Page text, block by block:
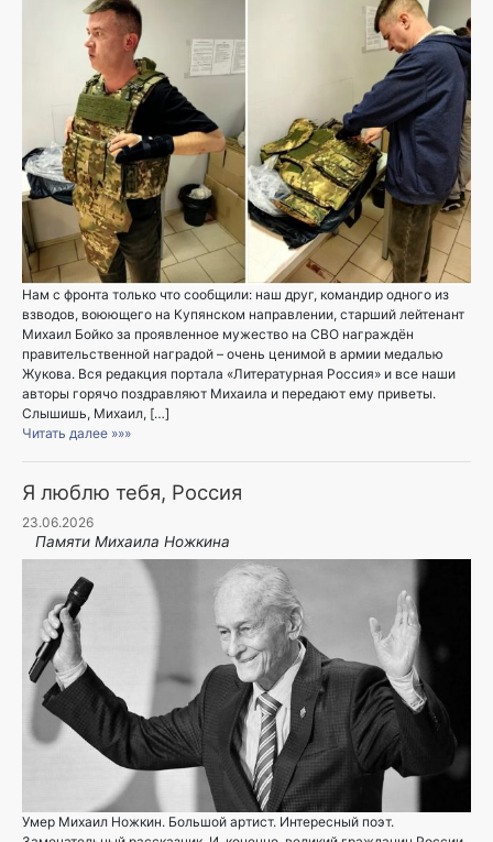
Нам с фронта только что сообщили: наш друг, командир одного из
взводов, воюющего на Купянском направлении, старший лейтенант
Михаил Бойко за проявленное мужество на СВО награждён
правительственной наградой – очень ценимой в армии медалью
Жукова. Вся редакция портала «Литературная Россия» и все наши
авторы горячо поздравляют Михаила и передают ему приветы.
Слышишь, Михаил, […]
Читать далее »»»
Я люблю тебя, Россия
23.06.2026
Памяти Михаила Ножкина
Умер Михаил Ножкин. Большой артист. Интересный поэт.